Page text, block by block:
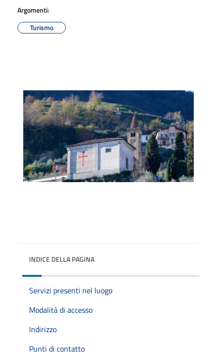
Argomenti:
Turismo
INDICE DELLA PAGINA
Servizi presenti nel luogo
Modalità di accesso
Indirizzo
Punti di contatto